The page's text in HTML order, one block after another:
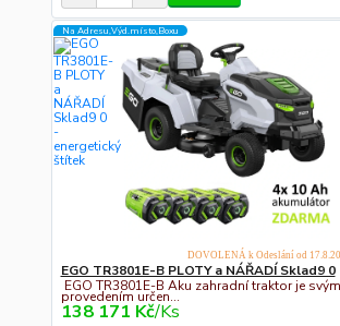
Na Adresu,Výd.místo,Boxu
EGO TR3801E-B PLOTY a NÁŘADÍ Sklad9 0
EGO TR3801E-B Aku zahradní traktor je svým
provedením určen...
138 171 Kč/Ks
DOVOLENÁ k Odeslání od